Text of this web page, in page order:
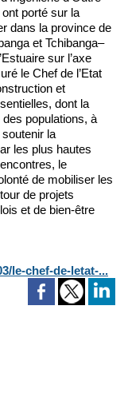
porté sur la
dans la province de
et Tchibanga–
sur l’axe
le Chef de l’Etat
et
dont la
populations, à
la
les plus hautes
le
de mobiliser les
de projets
et de bien-être
le-chef-de-letat-...